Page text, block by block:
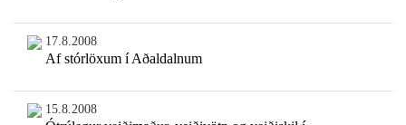
17.8.2008
Af stórlöxum í Aðaldalnum
15.8.2008